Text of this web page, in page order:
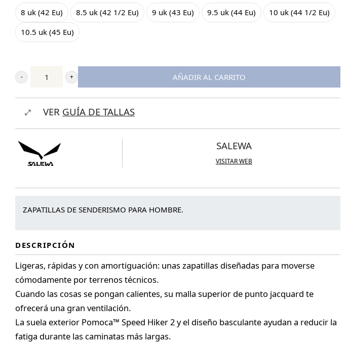
era:
130,00 €.
es:
107,00 €.
8 uk (42 Eu) 8.5 uk (42 1/2 Eu) 9 uk (43 Eu) 9.5 uk (44 Eu)
10 uk (44 1/2 Eu)
10.5 uk (45 Eu)
Salewa
Pedroc
cantidad
AÑADIR AL CARRITO
VER GUÍA DE TALLAS
SALEWA
VISITAR WEB
ZAPATILLAS DE SENDERISMO PARA HOMBRE.
DESCRIPCIÓN
Ligeras, rápidas y con amortiguación: unas zapatillas diseñadas para moverse
cómodamente por terrenos técnicos.
Cuando las cosas se pongan calientes, su malla superior de punto jacquard te
ofrecerá una gran ventilación.
La suela exterior Pomoca™ Speed Hiker 2 y el diseño basculante ayudan a reducir la
fatiga durante las caminatas más largas.